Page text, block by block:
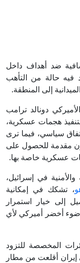
وتركيا
لترامب
شديدة الحرارة
الدرجات
اختارت هوليود
لفيلم أكشن؟
مواطنيها في
الإسرائيلية
ضد أهداف داخل
حالة من التأهب
إلى المنطقة.
دونالد ترامب
هجمات عسكرية،
سياسي، فيما ترى
مقدمة للحصول على
عسكرية خاصة بها.
في إسرائيل،
، تشكك في إمكانية
إلى خيار استمرار
أخضر أميركي لأي
المخصصة للتزود
إيران أقلعت من مطار